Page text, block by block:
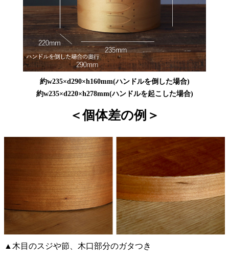
約w235×d290×h160mm(ハンドルを倒した場合)
約w235×d220×h278mm(ハンドルを起こした場合)
＜個体差の例＞
▲木目のスジや節、木口部分のガタつき